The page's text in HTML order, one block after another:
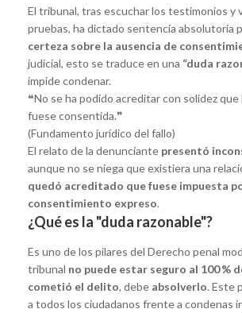
El tribunal, tras escuchar los testimonios y
pruebas, ha dictado sentencia absolutoria
certeza sobre la ausencia de
judicial, esto se traduce en una “duda
impide condenar.
❝No se ha podido acreditar con solidez que
fuese consentida.❞
(Fundamento jurídico del fallo)
El relato de la denunciante presentó
aunque no se niega que existiera una
quedó acreditado que fuese impuesta
consentimiento expreso.
¿Qué es la "duda razonable"?
Es uno de los pilares del Derecho penal
tribunal no puede estar seguro al 100 %
cometió el delito, debe absolverlo. Este
a todos los ciudadanos frente a condenas